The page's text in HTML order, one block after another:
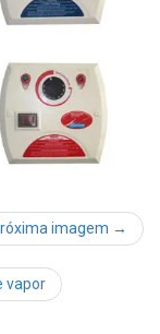
imagem →
vapor